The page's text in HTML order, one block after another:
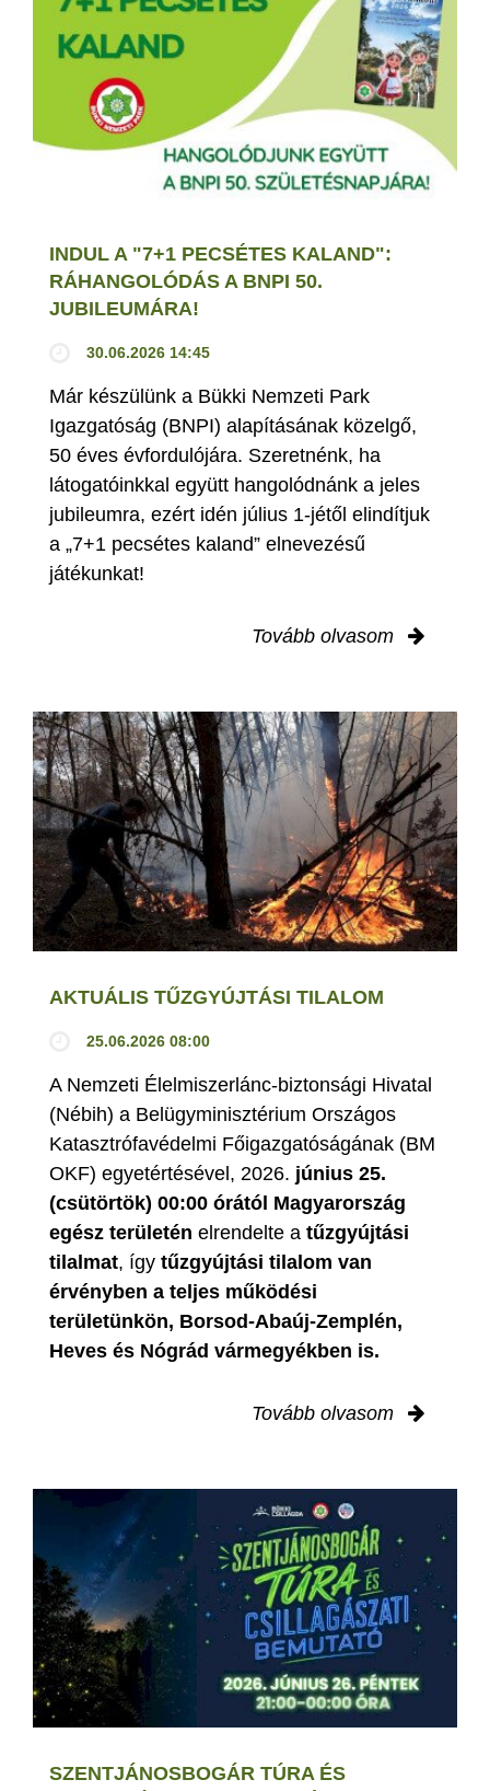
INDUL A "7+1 PECSÉTES KALAND":
RÁHANGOLÓDÁS A BNPI 50.
JUBILEUMÁRA!
30.06.2026 14:45
Már készülünk a Bükki Nemzeti Park
Igazgatóság (BNPI) alapításának közelgő,
50 éves évfordulójára. Szeretnénk, ha
látogatóinkkal együtt hangolódnánk a jeles
jubileumra, ezért idén július 1-jétől elindítjuk
a „7+1 pecsétes kaland” elnevezésű
játékunkat!
Tovább olvasom
AKTUÁLIS TŰZGYÚJTÁSI TILALOM
25.06.2026 08:00
A Nemzeti Élelmiszerlánc-biztonsági Hivatal
(Nébih) a Belügyminisztérium Országos
Katasztrófavédelmi Főigazgatóságának (BM
OKF) egyetértésével, 2026. június 25.
(csütörtök) 00:00 órától Magyarország
egész területén elrendelte a tűzgyújtási
tilalmat, így tűzgyújtási tilalom van
érvényben a teljes működési
területünkön, Borsod-Abaúj-Zemplén,
Heves és Nógrád vármegyékben is.
Tovább olvasom
SZENTJÁNOSBOGÁR TÚRA ÉS